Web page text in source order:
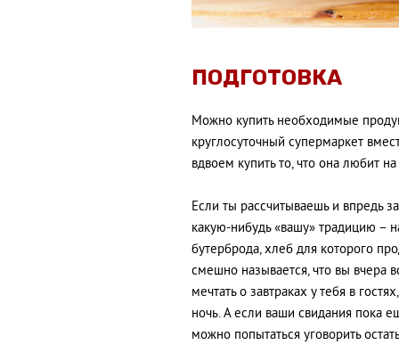
ПОДГОТОВКА
Можно купить необходимые
круглосуточный супермаркет
вдвоем купить то, что она любит на
Если ты рассчитываешь и впредь
какую-нибудь «вашу» традицию –
бутерброда, хлеб для которого
смешно называется, что вы вчера
мечтать о завтраках у тебя в
ночь. А если ваши свидания пока
можно попытаться уговорить